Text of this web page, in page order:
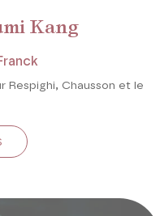
Kang
Respighi, Chausson et le